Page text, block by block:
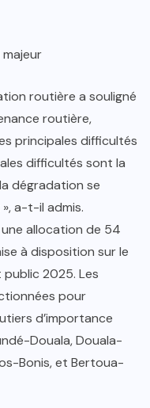
routière a souligné
routière,
principales difficultés
difficultés sont la
dégradation se
a-t-il admis.
allocation de 54
à disposition sur le
2025. Les
pour
d’importance
Douala, Douala-
Bonis, et Bertoua-